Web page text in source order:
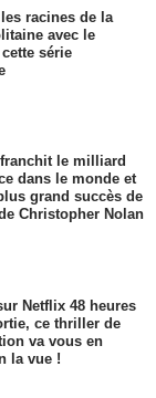
racines de la
avec le
série
le milliard
dans le monde et
grand succès de
Christopher Nolan
Netflix 48 heures
ce thriller de
va vous en
la vue !